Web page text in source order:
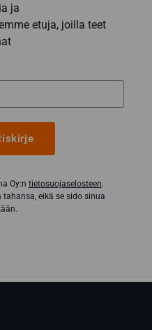
ja
etuja, joilla teet
Oy:n tietosuojaselosteen.
eikä se sido sinua